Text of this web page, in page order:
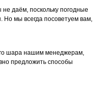
даём, поскольку погодные
Но мы всегда посоветуем вам,
шара нашим менеджерам,
предложить способы